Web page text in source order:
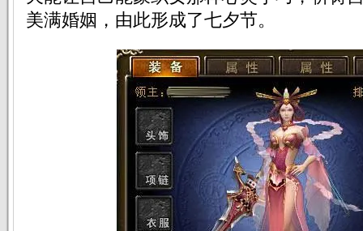
美满婚姻，由此形成了七夕节。